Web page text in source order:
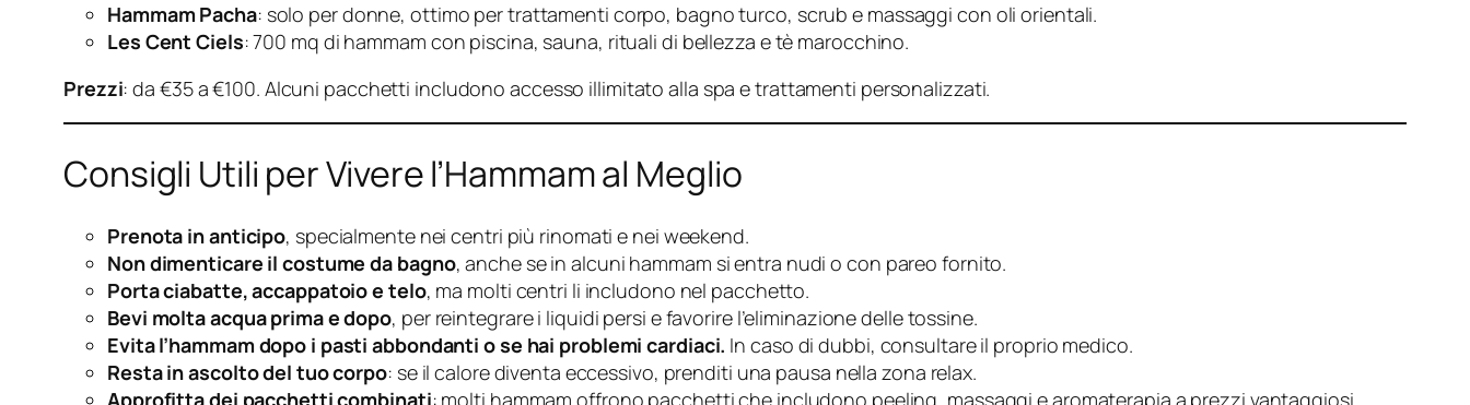
Hammam Pacha: solo per donne, ottimo per trattamenti corpo, bagno turco, scrub e massaggi con oli orientali.
Les Cent Ciels: 700 mq di hammam con piscina, sauna, rituali di bellezza e tè marocchino.
Prezzi: da €35 a €100. Alcuni pacchetti includono accesso illimitato alla spa e trattamenti personalizzati.
Consigli Utili per Vivere l’Hammam al Meglio
Prenota in anticipo, specialmente nei centri più rinomati e nei weekend.
Non dimenticare il costume da bagno, anche se in alcuni hammam si entra nudi o con pareo fornito.
Porta ciabatte, accappatoio e telo, ma molti centri li includono nel pacchetto.
Bevi molta acqua prima e dopo, per reintegrare i liquidi persi e favorire l’eliminazione delle tossine.
Evita l’hammam dopo i pasti abbondanti o se hai problemi cardiaci. In caso di dubbi, consultare il proprio medico.
Resta in ascolto del tuo corpo: se il calore diventa eccessivo, prenditi una pausa nella zona relax.
Approfitta dei pacchetti combinati: molti hammam offrono pacchetti che includono peeling, massaggi e aromaterapia a prezzi vantaggiosi.